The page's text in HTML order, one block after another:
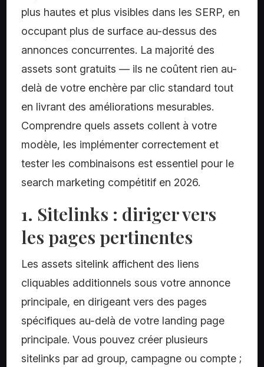
plus hautes et plus visibles dans les SERP, en
occupant plus de surface au-dessus des
annonces concurrentes. La majorité des
assets sont gratuits — ils ne coûtent rien au-
delà de votre enchère par clic standard tout
en livrant des améliorations mesurables.
Comprendre quels assets collent à votre
modèle, les implémenter correctement et
tester les combinaisons est essentiel pour le
search marketing compétitif en 2026.
1. Sitelinks : diriger vers
les pages pertinentes
Les assets sitelink affichent des liens
cliquables additionnels sous votre annonce
principale, en dirigeant vers des pages
spécifiques au-delà de votre landing page
principale. Vous pouvez créer plusieurs
sitelinks par ad group, campagne ou compte ;